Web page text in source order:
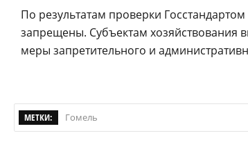
По результатам проверки
запрещены. Субъектам хозяйствования
меры запретительного и
МЕТКИ: Гомель